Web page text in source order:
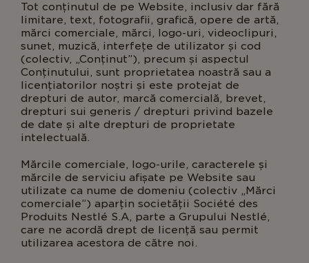
Tot conținutul de pe Website, inclusiv dar fără
limitare, text, fotografii, grafică, opere de artă,
mărci comerciale, mărci, logo-uri, videoclipuri,
sunet, muzică, interfețe de utilizator și cod
(colectiv, „Conținut”), precum și aspectul
Conținutului, sunt proprietatea noastră sau a
licențiatorilor noștri și este protejat de
drepturi de autor, marcă comercială, brevet,
drepturi sui generis / drepturi privind bazele
de date și alte drepturi de proprietate
intelectuală.
Mărcile comerciale, logo-urile, caracterele și
mărcile de serviciu afișate pe Website sau
utilizate ca nume de domeniu (colectiv „Mărci
comerciale”) aparțin societății Société des
Produits Nestlé S.A, parte a Grupului Nestlé,
care ne acordă drept de licență sau permit
utilizarea acestora de către noi.